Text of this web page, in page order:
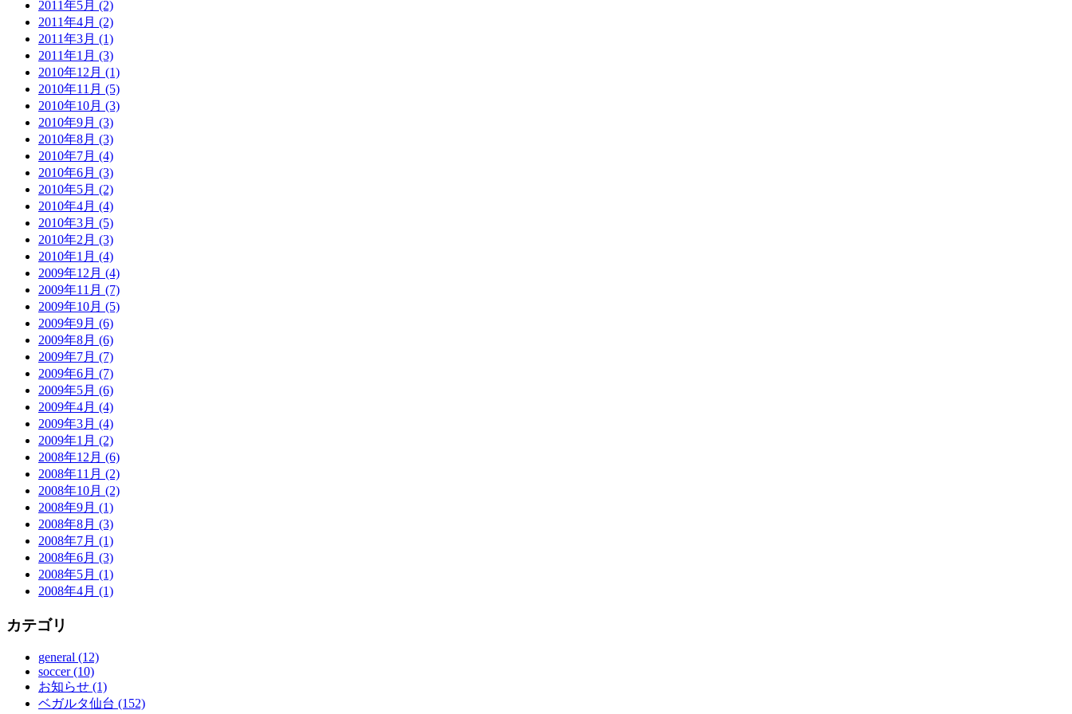
2011年5月 (2)
2011年4月 (2)
2011年3月 (1)
2011年1月 (3)
2010年12月 (1)
2010年11月 (5)
2010年10月 (3)
2010年9月 (3)
2010年8月 (3)
2010年7月 (4)
2010年6月 (3)
2010年5月 (2)
2010年4月 (4)
2010年3月 (5)
2010年2月 (3)
2010年1月 (4)
2009年12月 (4)
2009年11月 (7)
2009年10月 (5)
2009年9月 (6)
2009年8月 (6)
2009年7月 (7)
2009年6月 (7)
2009年5月 (6)
2009年4月 (4)
2009年3月 (4)
2009年1月 (2)
2008年12月 (6)
2008年11月 (2)
2008年10月 (2)
2008年9月 (1)
2008年8月 (3)
2008年7月 (1)
2008年6月 (3)
2008年5月 (1)
2008年4月 (1)
カテゴリ
general (12)
soccer (10)
お知らせ (1)
ベガルタ仙台 (152)